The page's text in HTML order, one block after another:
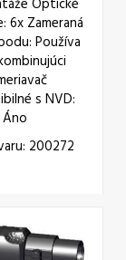
Optické
6x Zameraná
Používa
s NVD:
Áno
200272